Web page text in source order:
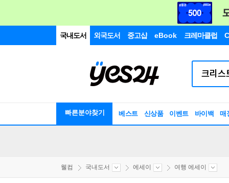
국내도서 외국도서 중고샵 eBook 크레마클럽
빠른분야찾기 베스트 신상품 이벤트 바이백 매
웰컴 국내도서 에세이 여행 에세이